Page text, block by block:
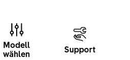
Modell
wählen
Support